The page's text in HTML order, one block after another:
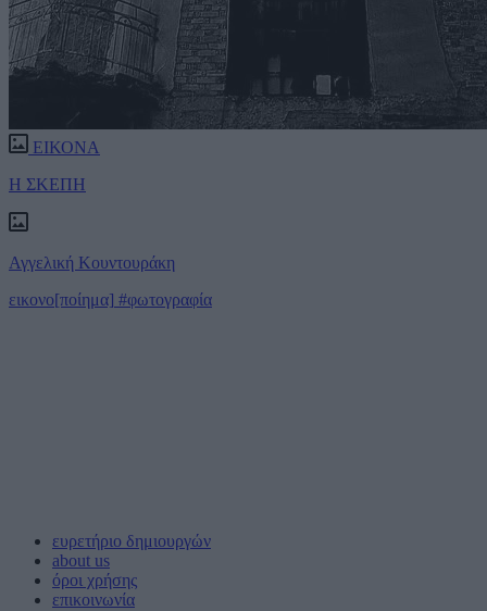
ΕΙΚΟΝΑ
Η ΣΚΕΠΗ
Αγγελική Κουντουράκη
εικονο[ποίημα] #φωτογραφία
ευρετήριο δημιουργών
about us
όροι χρήσης
επικοινωνία